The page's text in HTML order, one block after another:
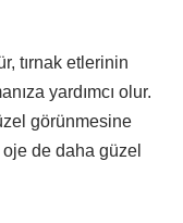
tırnak etlerinin
yardımcı olur.
görünmesine
oje de daha güzel